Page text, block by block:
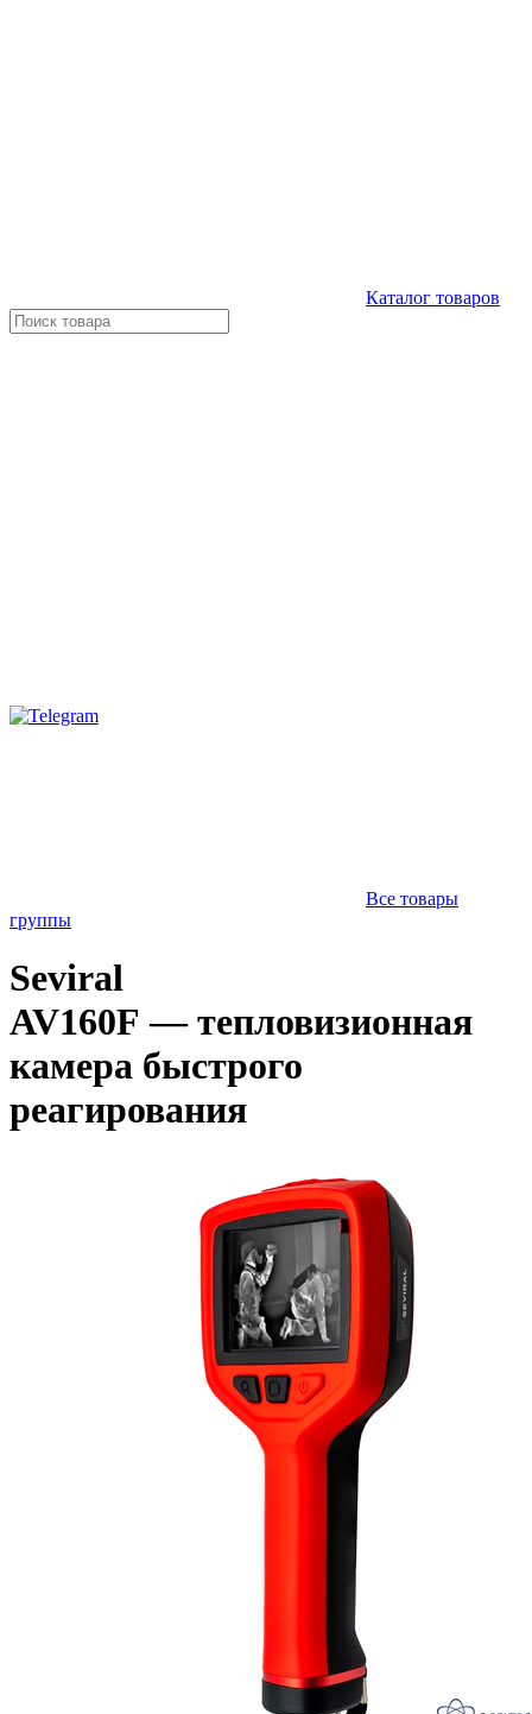
Каталог товаров
Все товары
группы
Seviral
AV160F — тепловизионная
камера быстрого
реагирования